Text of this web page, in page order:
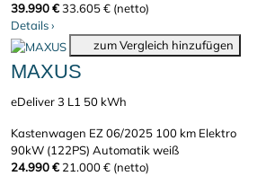
39.990 €33.605 € (netto)
Details›
zum Vergleich hinzufügen
MAXUS
eDeliver 3 L1 50 kWh
Kastenwagen EZ 06/2025 100 km Elektro
90kW (122PS) Automatikweiß
24.990 € 21.000 € (netto)